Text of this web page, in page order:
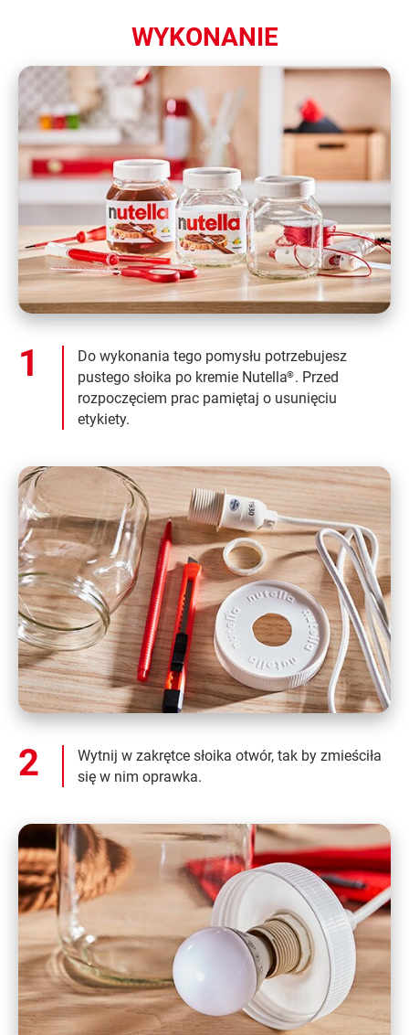
WYKONANIE
Do wykonania tego pomysłu potrzebujesz
pustego słoika po kremie Nutella®. Przed
rozpoczęciem prac pamiętaj o usunięciu
etykiety.
Wytnij w zakrętce słoika otwór, tak by zmieściła
się w nim oprawka.